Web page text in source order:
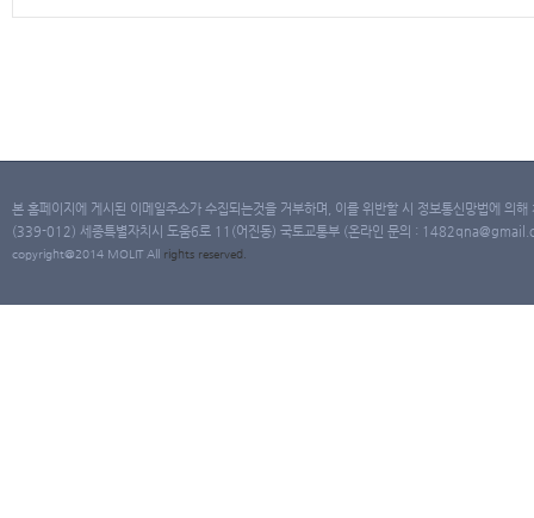
본 홈페이지에 게시된 이메일주소가 수집되는것을 거부하며, 이를 위반할 시 정보통신망법에 의
(339-012) 세종특별자치시 도움6로 11(어진동) 국토교통부 (온라인 문의 :
copyright@2014 MOLIT All rights reserved.